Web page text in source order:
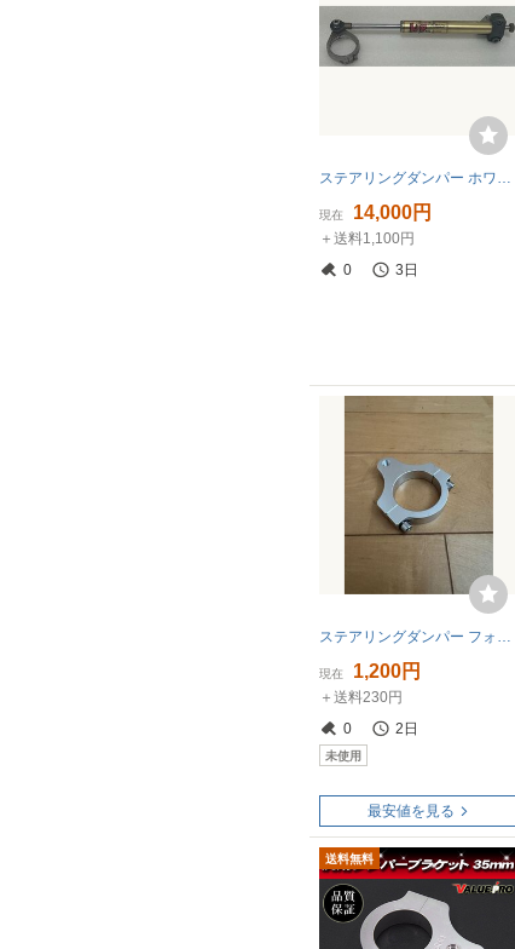
ステアリングダンパー ホワイトパワー WP
現在 14,000円
＋送料1,100円
0
3日
ステアリングダンパー フォークブラケット 45mm ステダン クランプ汎用
現在 1,200円
＋送料230円
0
2日
未使用
最安値を見る
送料無料